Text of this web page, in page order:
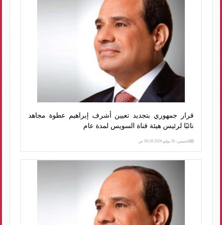
قرار جمهوري بتجديد تعيين أشرف إبراهيم عطوة مجاهد
نائبًا لرئيس هيئة قناة السويس لمدة عام
الخميس، 30 يوليو 2026 09:28 ص